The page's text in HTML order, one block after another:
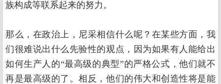
族构成等联系起来的努力。
那么，在政治上，尼采相信什么呢？在某些方面，我
们很难说出什么先验性的观点，因为如果有人能给出
如何生产人的“最高级的典型”的严格公式，他们就不
再是最高级的了。相反，他们的伟大和创造性将是能